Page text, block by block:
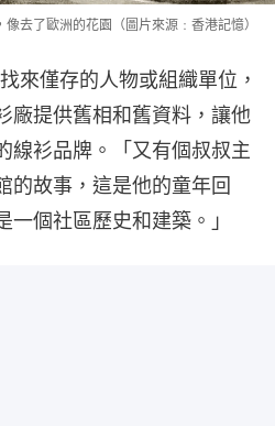
去了歐洲的花園（圖片來源﹕香港記憶）
來僅存的人物或組織單位，
廠提供舊相和舊資料，讓他
線衫品牌。「又有個叔叔主
的故事，這是他的童年回
個社區歷史和建築。」